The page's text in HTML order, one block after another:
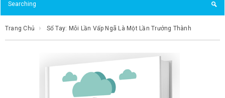
Trang Chủ Sổ Tay: Mỗi Lần Vấp Ngã Là Một Lần Trưởng Thành